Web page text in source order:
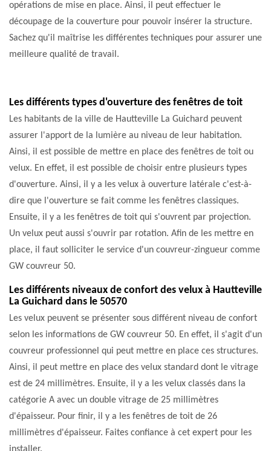
opérations de mise en place. Ainsi, il peut effectuer le
découpage de la couverture pour pouvoir insérer la structure.
Sachez qu'il maîtrise les différentes techniques pour assurer une
meilleure qualité de travail.
Les différents types d'ouverture des fenêtres de toit
Les habitants de la ville de Hautteville La Guichard peuvent
assurer l'apport de la lumière au niveau de leur habitation.
Ainsi, il est possible de mettre en place des fenêtres de toit ou
velux. En effet, il est possible de choisir entre plusieurs types
d'ouverture. Ainsi, il y a les velux à ouverture latérale c'est-à-
dire que l'ouverture se fait comme les fenêtres classiques.
Ensuite, il y a les fenêtres de toit qui s'ouvrent par projection.
Un velux peut aussi s'ouvrir par rotation. Afin de les mettre en
place, il faut solliciter le service d'un couvreur-zingueur comme
GW couvreur 50.
Les différents niveaux de confort des velux à Hautteville
La Guichard dans le 50570
Les velux peuvent se présenter sous différent niveau de confort
selon les informations de GW couvreur 50. En effet, il s'agit d'un
couvreur professionnel qui peut mettre en place ces structures.
Ainsi, il peut mettre en place des velux standard dont le vitrage
est de 24 millimètres. Ensuite, il y a les velux classés dans la
catégorie A avec un double vitrage de 25 millimètres
d'épaisseur. Pour finir, il y a les fenêtres de toit de 26
millimètres d'épaisseur. Faites confiance à cet expert pour les